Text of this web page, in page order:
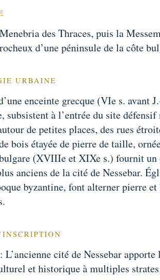
des Thraces, puis la
d’une péninsule de la côte
URBAINE
enceinte grecque (VIe s. avant
subsistent à l’entrée du site
de petites places, des rues
bois étayée de pierre de taille,
(XVIIIe et XIXe s.) fournit un
anciens de la cité de Nessebar.
byzantine, font alterner pierre et
: L’ancienne cité de Nessebar
et historique à multiples